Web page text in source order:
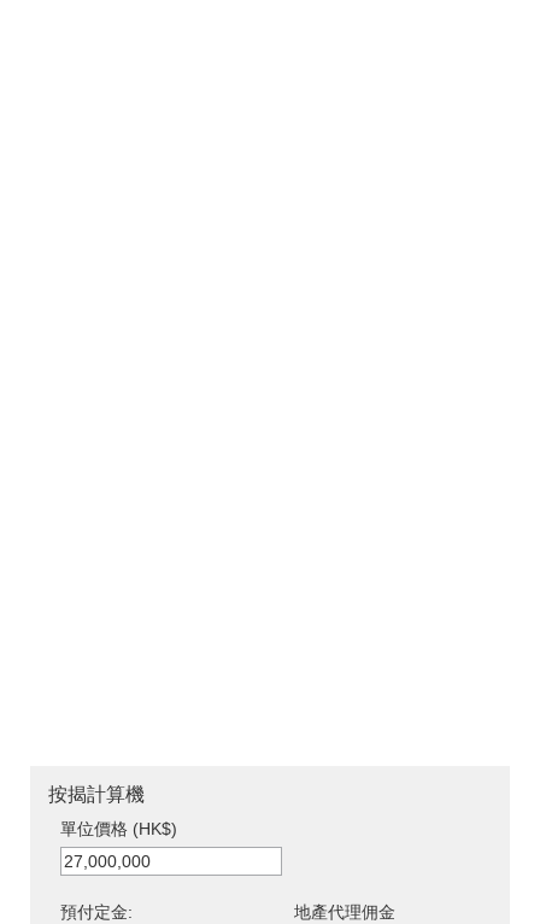
按揭計算機
單位價格 (HK$)
預付定金:
地產代理佣金